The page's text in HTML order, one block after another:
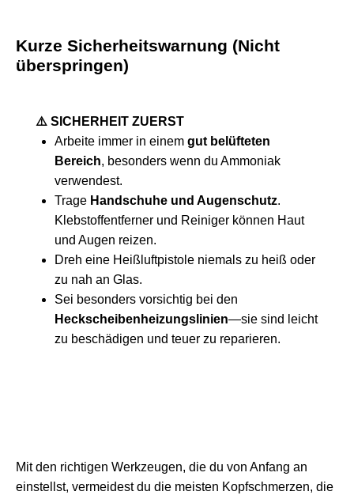
Kurze Sicherheitswarnung (Nicht
überspringen)
⚠️ SICHERHEIT ZUERST
Arbeite immer in einem gut belüfteten
Bereich, besonders wenn du Ammoniak
verwendest.
Trage Handschuhe und Augenschutz.
Klebstoffentferner und Reiniger können Haut
und Augen reizen.
Dreh eine Heißluftpistole niemals zu heiß oder
zu nah an Glas.
Sei besonders vorsichtig bei den
Heckscheibenheizungslinien—sie sind leicht
zu beschädigen und teuer zu reparieren.
Mit den richtigen Werkzeugen, die du von Anfang an
einstellst, vermeidest du die meisten Kopfschmerzen, die